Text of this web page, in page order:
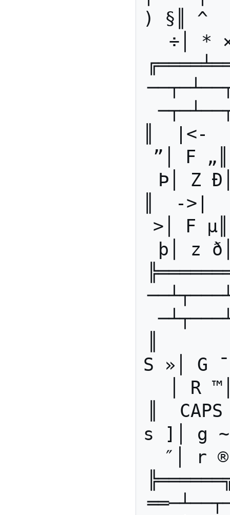
) §║ ^
÷│ *
║  |<-
”│ F
Þ│ Z
║  ->|
>│ F
þ│ z
S »│
│ R
║
s ]│ g
″│ r